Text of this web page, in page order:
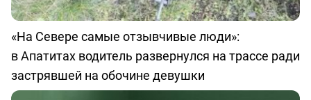
«На Севере самые отзывчивые люди»:
в Апатитах водитель развернулся на трассе ради
застрявшей на обочине девушки